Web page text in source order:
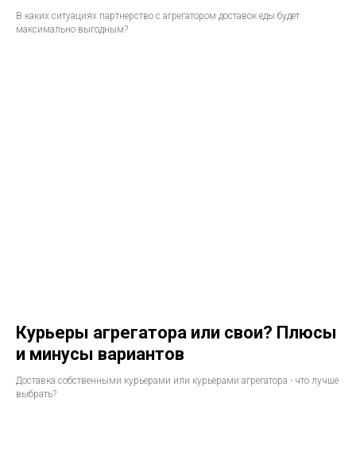
В каких ситуациях партнерство с агрегатором доставок еды будет
максимально выгодным?
Курьеры агрегатора или свои? Плюсы
и минусы вариантов
Доставка собственными курьерами или курьерами агрегатора - что лучше
выбрать?